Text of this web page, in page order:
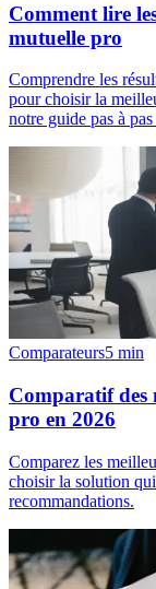
Comment lire
mutuelle pro
Comprendre les
pour choisir la
notre guide pas à pas
Comparateurs5 min
Comparatif des
pro en 2026
Comparez les
choisir la solution
recommandations.